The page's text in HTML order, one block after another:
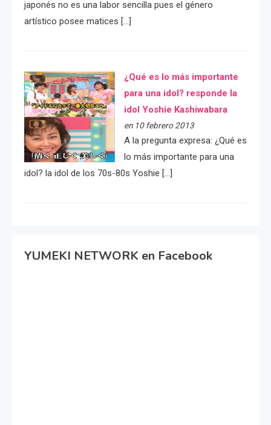
japonés no es una labor sencilla pues el género
artístico posee matices […]
¿Qué es lo más importante
para una idol? responde la
idol Yoshie Kashiwabara
en 10 febrero 2013
A la pregunta expresa: ¿Qué es
lo más importante para una
idol? la idol de los 70s-80s Yoshie […]
YUMEKI NETWORK en Facebook